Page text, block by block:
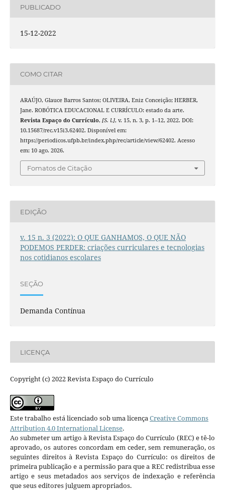
PUBLICADO
15-12-2022
COMO CITAR
ARAÚJO, Glauce Barros Santos; OLIVEIRA, Eniz Conceição; HERBER,
Jane. ROBÓTICA EDUCACIONAL E CURRÍCULO: estado da arte.
Revista Espaço do Currículo, [S. l.], v. 15, n. 3, p. 1–12, 2022. DOI:
10.15687/rec.v15i3.62402. Disponível em:
https://periodicos.ufpb.br/index.php/rec/article/view/62402. Acesso
em: 10 ago. 2026.
Fomatos de Citação
EDIÇÃO
v. 15 n. 3 (2022): O QUE GANHAMOS, O QUE NÃO
PODEMOS PERDER: criações curriculares e tecnologias
nos cotidianos escolares
SEÇÃO
Demanda Contínua
LICENÇA
Copyright (c) 2022 Revista Espaço do Currículo
Este trabalho está licenciado sob uma licençaCreative Commons
Attribution 4.0 International License.
Ao submeter um artigo à Revista Espaço do Currículo (REC) e tê-lo
aprovado, os autores concordam em ceder, sem remuneração, os
seguintes direitos à Revista Espaço do Currículo: os direitos de
primeira publicação e a permissão para que a REC redistribua esse
artigo e seus metadados aos serviços de indexação e referência
que seus editores julguem apropriados.